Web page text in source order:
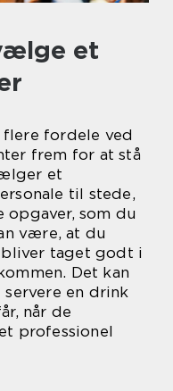
et
fordele ved
frem for at stå
et
til stede,
som du
være, at du
taget godt i
Det kan
en drink
når de
professionel